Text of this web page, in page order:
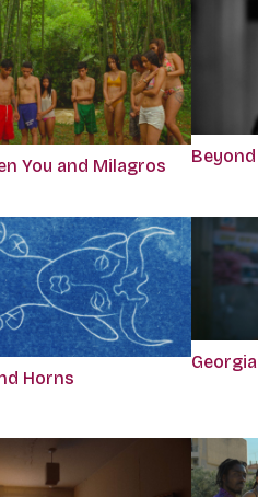
You and Milagros
Horns
Georgia